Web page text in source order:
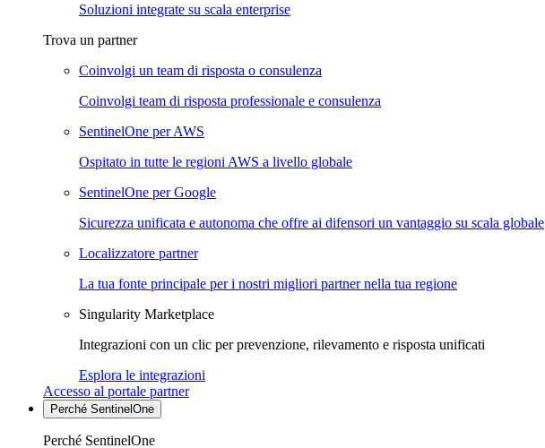
Soluzioni integrate su scala enterprise
Trova un partner
Coinvolgi un team di risposta o consulenza
Coinvolgi team di risposta professionale e consulenza
SentinelOne per AWS
Ospitato in tutte le regioni AWS a livello globale
SentinelOne per Google
Sicurezza unificata e autonoma che offre ai difensori un vantaggio su scala globale
Localizzatore partner
La tua fonte principale per i nostri migliori partner nella tua regione
Singularity Marketplace
Integrazioni con un clic per prevenzione, rilevamento e risposta unificati
Esplora le integrazioni
Accesso al portale partner
Perché SentinelOne
Perché SentinelOne